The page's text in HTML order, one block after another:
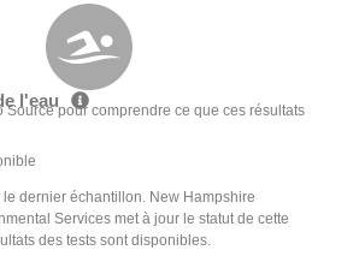
l'eau
Source pour comprendre ce que ces résultats
le dernier échantillon. New Hampshire
Services met à jour le statut de cette
des tests sont disponibles.